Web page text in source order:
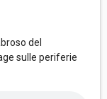
del
sulle periferie